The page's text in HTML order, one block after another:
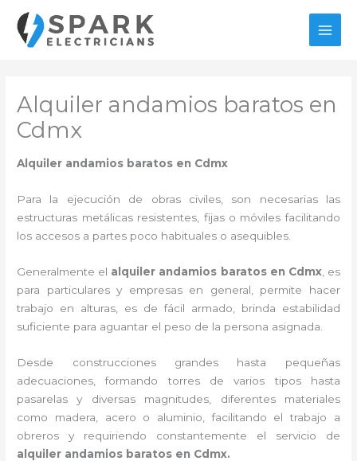
contenido
Alquiler andamios baratos en
Cdmx
Alquiler andamios baratos en Cdmx
Para la ejecución de obras civiles, son necesarias las
estructuras metálicas resistentes, fijas o móviles facilitando
los accesos a partes poco habituales o asequibles.
Generalmente el alquiler andamios baratos en Cdmx, es
para particulares y empresas en general, permite hacer
trabajo en alturas, es de fácil armado, brinda estabilidad
suficiente para aguantar el peso de la persona asignada.
Desde construcciones grandes hasta pequeñas
adecuaciones, formando torres de varios tipos hasta
pasarelas y diversas magnitudes, diferentes materiales
como madera, acero o aluminio, facilitando el trabajo a
obreros y requiriendo constantemente el servicio de
alquiler andamios baratos en Cdmx.